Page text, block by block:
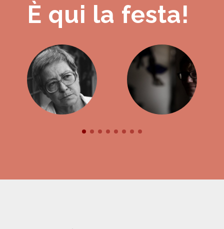
È qui la festa!